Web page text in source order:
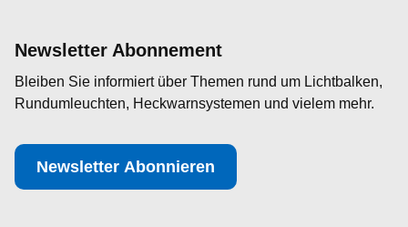
Newsletter Abonnement
Bleiben Sie informiert über Themen rund um Lichtbalken,
Rundumleuchten, Heckwarnsystemen und vielem mehr.
Newsletter Abonnieren